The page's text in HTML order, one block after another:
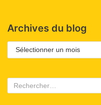
Archives du blog